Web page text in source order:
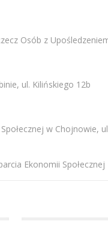
Osób z
ul. Kilińskiego 12b
w Chojnowie,
Ekonomii Społecznej